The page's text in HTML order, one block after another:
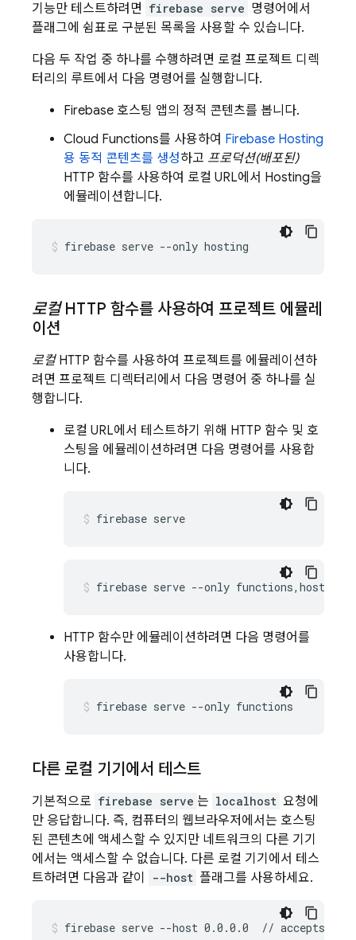
기능만 테스트하려면 firebase serve 명령어에서
플래그에 쉼표로 구분된 목록을 사용할 수 있습니다.
다음 두 작업 중 하나를 수행하려면 로컬 프로젝트 디렉
터리의 루트에서 다음 명령어를 실행합니다.
Firebase 호스팅 앱의 정적 콘텐츠를 봅니다.
Cloud Functions를 사용하여 Firebase Hosting
용 동적 콘텐츠를 생성하고 프로덕션(배포된)
HTTP 함수를 사용하여 로컬 URL에서 Hosting을
에뮬레이션합니다.
firebase serve --only hosting
로컬HTTP 함수를 사용하여 프로젝트 에뮬레
이션
로컬HTTP 함수를 사용하여 프로젝트를 에뮬레이션하
려면 프로젝트 디렉터리에서 다음 명령어 중 하나를 실
행합니다.
로컬 URL에서 테스트하기 위해 HTTP 함수 및 호
스팅을 에뮬레이션하려면 다음 명령어를 사용합
니다.
firebase serve
firebase serve --only functions,hosting
HTTP 함수만 에뮬레이션하려면 다음 명령어를
사용합니다.
firebase serve --only functions
다른 로컬 기기에서 테스트
기본적으로 firebase serve 는 localhost 요청에
만 응답합니다. 즉, 컴퓨터의 웹브라우저에서는 호스팅
된 콘텐츠에 액세스할 수 있지만 네트워크의 다른 기기
에서는 액세스할 수 없습니다. 다른 로컬 기기에서 테스
트하려면 다음과 같이
--host 플래그를 사용하세요.
firebase serve --host 0.0.0.0  // accepts